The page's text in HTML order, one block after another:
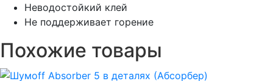
Неводостойкий клей
Не поддерживает горение
Похожие товары